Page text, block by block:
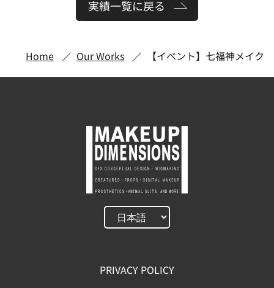
実績一覧に戻る
Home Our Works 【イベント】七福神メイク
PRIVACY POLICY